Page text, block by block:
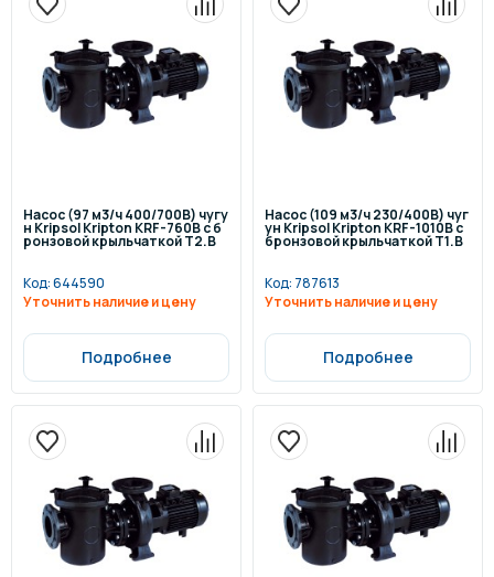
Насос (97 м3/ч 400/700В) чугу
н Kripsol Kripton KRF-760В с б
ронзовой крыльчаткой Т2.В
Код:644590
Уточнить наличие и цену
Подробнее
Насос (109 м3/ч 230/400В) чуг
ун Kripsol Kripton KRF-1010В с
бронзовой крыльчаткой Т1.В
Код: 787613
Уточнить наличие и цену
Подробнее